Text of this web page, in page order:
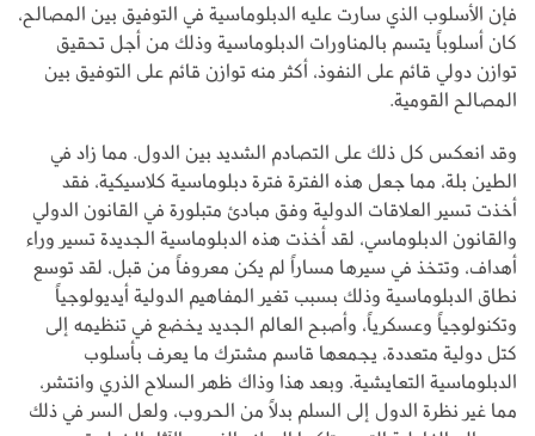
فإن الأسلوب الذي سارت عليه الدبلوماسية في التوفيق بين المصالح،
كان أسلوباً يتسم بالمناورات الدبلوماسية وذلك من أجل تحقيق
توازن دولي قائم على النفوذ، أكثر منه توازن قائم على التوفيق بين
المصالح القومية.
وقد انعكس كل ذلك على التصادم الشديد بين الدول. مما زاد في
الطين بلة، مما جعل هذه الفترة فترة دبلوماسية كلاسيكية، فقد
أخذت تسير العلاقات الدولية وفق مبادئ متبلورة في القانون الدولي
والقانون الدبلوماسي، لقد أخذت هذه الدبلوماسية الجديدة تسير وراء
أهداف، وتتخذ في سيرها مساراً لم يكن معروفاً من قبل، لقد توسع
نطاق الدبلوماسية وذلك بسبب تغير المفاهيم الدولية أيديولوجياً
وتكنولوجياً وعسكرياً، وأصبح العالم الجديد يخضع في تنظيمه إلى
كتل دولية متعددة، يجمعها قاسم مشترك ما يعرف بأسلوب
الدبلوماسية التعايشية. وبعد هذا وذاك ظهر السلاح الذري وانتشر،
مما غير نظرة الدول إلى السلم بدلاً من الحروب، ولعل السر في ذلك